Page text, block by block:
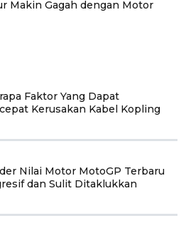
Makin Gagah dengan Motor
Faktor Yang Dapat
Kerusakan Kabel Kopling
Nilai Motor MotoGP Terbaru
dan Sulit Ditaklukkan